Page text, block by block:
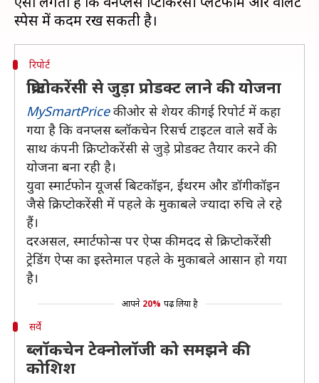
रिपोर्ट
क्रिप्टोकरेंसी से जुड़ा प्रोडक्ट लाने की योजना
MySmartPriceकी ओर से शेयर की गई रिपोर्ट में कहा
गया है कि वनप्लस ब्लॉकचेन रिसर्च टाइटल वाले सर्वे के
साथ कंपनी क्रिप्टोकरेंसी से जुड़े प्रोडक्ट तैयार करने की
योजना बना रही है।
युवा स्मार्टफोन यूजर्स बिटकॉइन, ईथरम और डॉगीकॉइन
जैसे क्रिप्टोकरेंसी में पहले के मुकाबले ज्यादा रुचि ले रहे
हैं।
दरअसल, स्मार्टफोन्स पर ऐप्स की मदद से क्रिप्टोकरेंसी
ट्रेडिंग ऐप्स का इस्तेमाल पहले के मुकाबले आसान हो गया
है।
आपने 20% पढ़ लिया है
सर्वे
ब्लॉकचेन टेक्नोलॉजी को समझने की
कोशिश